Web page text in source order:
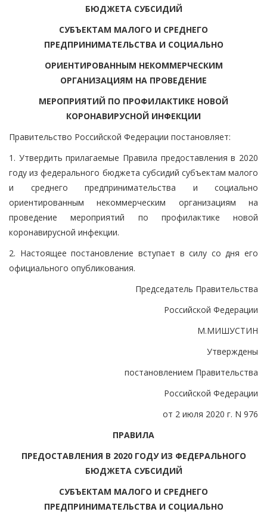
БЮДЖЕТА СУБСИДИЙ
СУБЪЕКТАМ МАЛОГО И СРЕДНЕГО
ПРЕДПРИНИМАТЕЛЬСТВА И СОЦИАЛЬНО
ОРИЕНТИРОВАННЫМ НЕКОММЕРЧЕСКИМ
ОРГАНИЗАЦИЯМ НА ПРОВЕДЕНИЕ
МЕРОПРИЯТИЙ ПО ПРОФИЛАКТИКЕ НОВОЙ
КОРОНАВИРУСНОЙ ИНФЕКЦИИ
Правительство Российской Федерации постановляет:
1. Утвердить прилагаемые Правила предоставления в 2020
году из федерального бюджета субсидий субъектам малого
и среднего предпринимательства и социально
ориентированным некоммерческим организациям на
проведение мероприятий по профилактике новой
коронавирусной инфекции.
2. Настоящее постановление вступает в силу со дня его
официального опубликования.
Председатель Правительства
Российской Федерации
М.МИШУСТИН
Утверждены
постановлением Правительства
Российской Федерации
от 2 июля 2020 г. N 976
ПРАВИЛА
ПРЕДОСТАВЛЕНИЯ В 2020 ГОДУ ИЗ ФЕДЕРАЛЬНОГО
БЮДЖЕТА СУБСИДИЙ
СУБЪЕКТАМ МАЛОГО И СРЕДНЕГО
ПРЕДПРИНИМАТЕЛЬСТВА И СОЦИАЛЬНО